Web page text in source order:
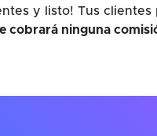
y listo! Tus
cobrará ninguna